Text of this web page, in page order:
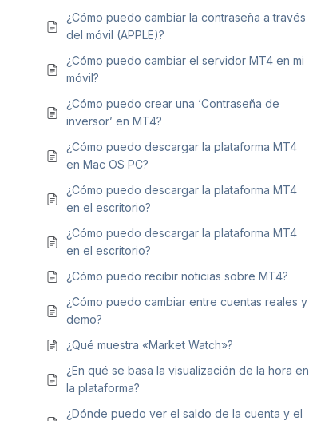
¿Cómo puedo cambiar la contraseña a través
del móvil (APPLE)?
¿Cómo puedo cambiar el servidor MT4 en mi
móvil?
¿Cómo puedo crear una ‘Contraseña de
inversor’ en MT4?
¿Cómo puedo descargar la plataforma MT4
en Mac OS PC?
¿Cómo puedo descargar la plataforma MT4
en el escritorio?
¿Cómo puedo descargar la plataforma MT4
en el escritorio?
¿Cómo puedo recibir noticias sobre MT4?
¿Cómo puedo cambiar entre cuentas reales y
demo?
¿Qué muestra «Market Watch»?
¿En qué se basa la visualización de la hora en
la plataforma?
¿Dónde puedo ver el saldo de la cuenta y el